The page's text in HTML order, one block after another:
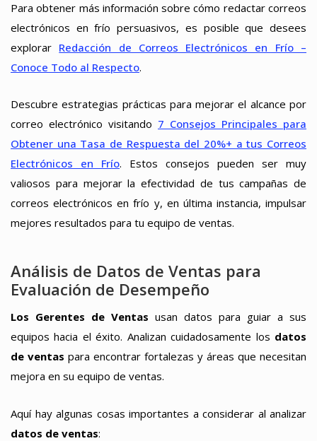
Para obtener más información sobre cómo redactar correos
electrónicos en frío persuasivos, es posible que desees
explorar Redacción de Correos Electrónicos en Frío –
Conoce Todo al Respecto.
Descubre estrategias prácticas para mejorar el alcance por
correo electrónico visitando 7 Consejos Principales para
Obtener una Tasa de Respuesta del 20%+ a tus Correos
Electrónicos en Frío. Estos consejos pueden ser muy
valiosos para mejorar la efectividad de tus campañas de
correos electrónicos en frío y, en última instancia, impulsar
mejores resultados para tu equipo de ventas.
Análisis de Datos de Ventas para
Evaluación de Desempeño
Los Gerentes de Ventas usan datos para guiar a sus
equipos hacia el éxito. Analizan cuidadosamente los datos
de ventas para encontrar fortalezas y áreas que necesitan
mejora en su equipo de ventas.
Aquí hay algunas cosas importantes a considerar al analizar
datos de ventas: